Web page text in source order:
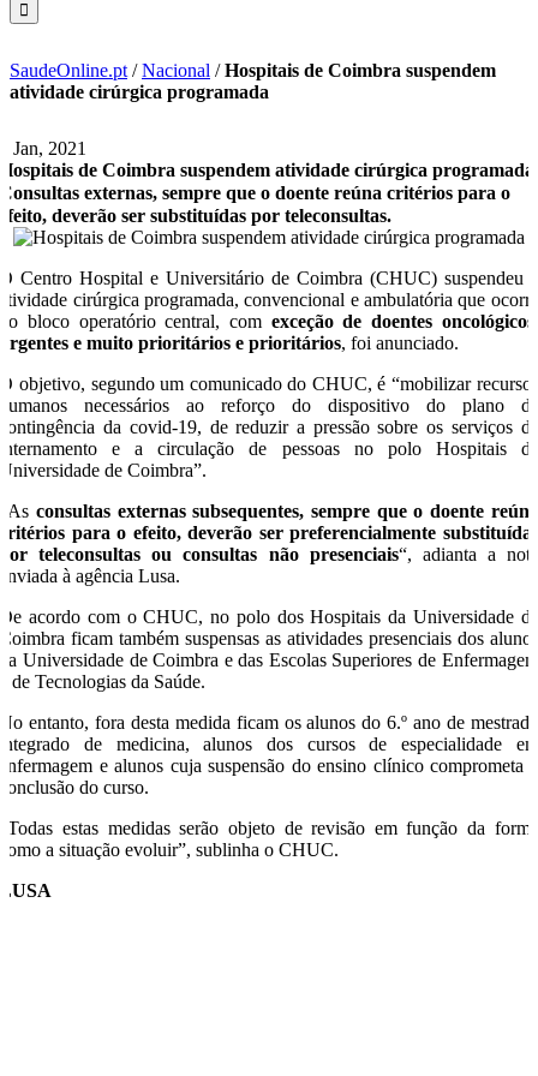
SaudeOnline.pt /Nacional /Hospitais de Coimbra suspendem
atividade cirúrgica programada
8 Jan, 2021
Hospitais de Coimbra suspendem atividade cirúrgica programada
Consultas externas, sempre que o doente reúna critérios para o
efeito, deverão ser substituídas por teleconsultas.
O Centro Hospital e Universitário de Coimbra (CHUC) suspendeu a
atividade cirúrgica programada, convencional e ambulatória que ocorra
no bloco operatório central, com exceção de doentes oncológicos,
urgentes e muito prioritários e prioritários, foi anunciado.
O objetivo, segundo um comunicado do CHUC, é “mobilizar recursos
humanos necessários ao reforço do dispositivo do plano de
contingência da covid-19, de reduzir a pressão sobre os serviços de
internamento e a circulação de pessoas no polo Hospitais da
Universidade de Coimbra”.
“Asconsultas externas subsequentes, sempre que o doente reúna
critérios para o efeito, deverão ser preferencialmente substituídas
por teleconsultas ou consultas não presenciais“, adianta a nota
enviada à agência Lusa.
De acordo com o CHUC, no polo dos Hospitais da Universidade de
Coimbra ficam também suspensas as atividades presenciais dos alunos
da Universidade de Coimbra e das Escolas Superiores de Enfermagem
e de Tecnologias da Saúde.
No entanto, fora desta medida ficam os alunos do 6.º ano de mestrado
integrado de medicina, alunos dos cursos de especialidade em
enfermagem e alunos cuja suspensão do ensino clínico comprometa a
conclusão do curso.
“Todas estas medidas serão objeto de revisão em função da forma
como a situação evoluir”, sublinha o CHUC.
LUSA